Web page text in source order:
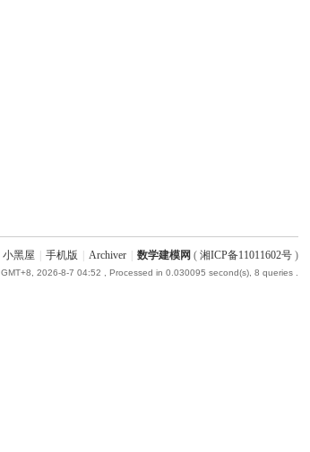
小黑屋 手机版 Archiver 数学建模网 ( 湘ICP备11011602号)
GMT+8, 2026-8-7 04:52 , Processed in 0.030095 second(s), 8 queries .